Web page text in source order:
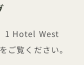
1 Hotel West
覧ください。